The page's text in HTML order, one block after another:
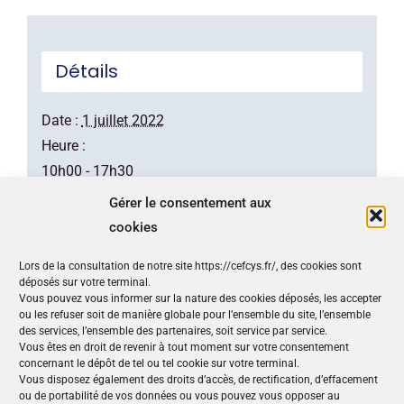
Gérer le consentement aux
cookies
Lors de la consultation de notre site https://cefcys.fr/, des cookies sont
déposés sur votre terminal.
Vous pouvez vous informer sur la nature des cookies déposés, les accepter
ou les refuser soit de manière globale pour l’ensemble du site, l’ensemble
des services, l’ensemble des partenaires, soit service par service.
Vous êtes en droit de revenir à tout moment sur votre consentement
concernant le dépôt de tel ou tel cookie sur votre terminal.
Vous disposez également des droits d’accès, de rectification, d’effacement
ou de portabilité de vos données ou vous pouvez vous opposer au
Détails
Date : 1 juillet 2022
Heure :
10h00 - 17h30
Catégorie d’Évènement:
Interventions
https://women-for-future.fr/montpellier/
Organisateur
Région et ville de Montpellier
Nos Publications